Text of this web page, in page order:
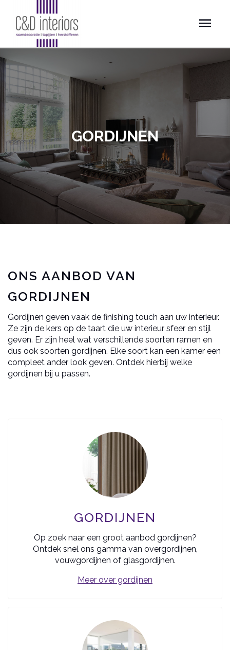
GORDIJNEN
ONS AANBOD VAN
GORDIJNEN
Gordijnen geven vaak de finishing touch aan uw interieur.
Ze zijn de kers op de taart die uw interieur sfeer en stijl
geven. Er zijn heel wat verschillende soorten ramen en
dus ook soorten gordijnen. Elke soort kan een kamer een
compleet ander look geven. Ontdek hierbij welke
gordijnen bij u passen.
GORDIJNEN
Op zoek naar een groot aanbod gordijnen?
Ontdek snel ons gamma van overgordijnen,
vouwgordijnen of glasgordijnen.
Meer over gordijnen